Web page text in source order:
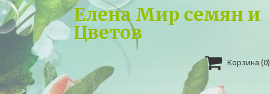
Елена Мир семян и
Цветов
 Корзина (0)